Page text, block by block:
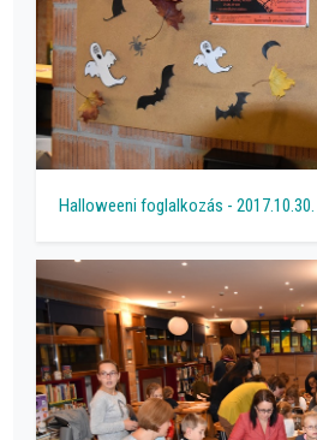
Halloweeni foglalkozás - 2017.10.30.